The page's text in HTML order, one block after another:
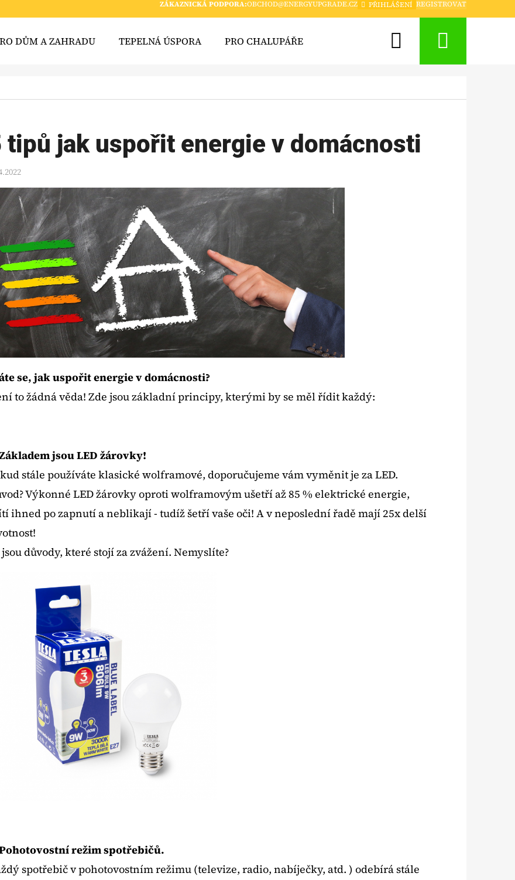
ZÁKAZNICKÁ PODPORA:OBCHOD@ENERGYUPGRADE.CZ PŘIHLÁŠENÍ REGISTROVAT
DŮM A ZAHRADU TEPELNÁ ÚSPORA PRO CHALUPÁŘE Hledat
tipů jak uspořit energie v domácnosti
se, jak uspořit energie v domácnosti?
to žádná věda! Zde jsou základní principy, kterými by se měl řídit každý:
jsou LED žárovky!
stále používáte klasické wolframové, doporučujeme vám vyměnit je za LED.
Výkonné LED žárovky oproti wolframovým ušetří až 85 % elektrické energie,
ihned po zapnutí a neblikají - tudíž šetří vaše oči! A v neposlední řadě mají 25x delší
jsou důvody, které stojí za zvážení. Nemyslíte?
režim spotřebičů.
spotřebič v pohotovostním režimu (televize, radio, nabíječky, atd. ) odebírá stále
WI-FI IP KAMERA 4K
REOLINK ARGUS 3 ULTRA -
KAMERA S DETEKCÍ
A SOLÁRNÍM PANELEM
Kč
SOLÁRNÍ LUCERNA CHILITECH
870 Kč